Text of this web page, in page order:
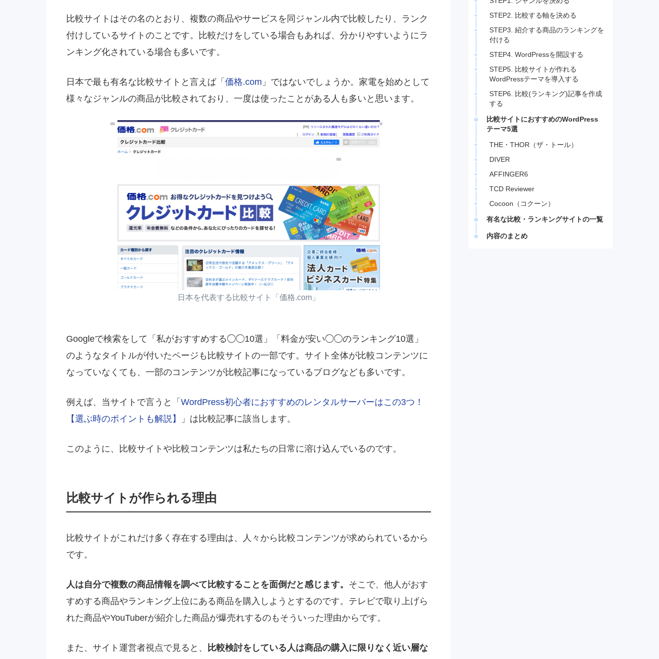
比較サイトはその名のとおり、複数の商品やサービスを同ジャンル内で比較したり、ランク
付けしているサイトのことです。比較だけをしている場合もあれば、分かりやすいようにラ
ンキング化されている場合も多いです。
日本で最も有名な比較サイトと言えば「 価格.com 」ではないでしょうか。家電を始めとして
様々なジャンルの商品が比較されており、一度は使ったことがある人も多いと思います。
日本を代表する比較サイト「価格.com」
Googleで検索をして「私がおすすめする◯◯10選」「料金が安い◯◯のランキング10選」
のようなタイトルが付いたページも比較サイトの一部です。サイト全体が比較コンテンツに
なっていなくても、一部のコンテンツが比較記事になっているブログなども多いです。
例えば、当サイトで言うと「 WordPress初心者におすすめのレンタルサーバーはこの3つ！
【選ぶ時のポイントも解説】
」は比較記事に該当します。
このように、比較サイトや比較コンテンツは私たちの日常に溶け込んでいるのです。
比較サイトが作られる理由
比較サイトがこれだけ多く存在する理由は、人々から比較コンテンツが求められているから
です。
人は自分で複数の商品情報を調べて比較することを面倒だと感じます。 そこで、他人がおす
すめする商品やランキング上位にある商品を購入しようとするのです。テレビで取り上げら
れた商品やYouTuberが紹介した商品が爆売れするのもそういった理由からです。
また、サイト運営者視点で見ると、 比較検討をしている人は商品の購入に限りなく近い層な
STEP2. 比較する軸を決める
STEP3. 紹介する商品のランキングを
付ける
STEP4. WordPressを開設する
STEP5. 比較サイトが作れる
WordPressテーマを導入する
STEP6. 比較(ランキング)記事を作成
する
比較サイトにおすすめのWordPress
テーマ5選
THE・THOR（ザ・トール）
DIVER
AFFINGER6
TCD Reviewer
Cocoon（コクーン）
有名な比較・ランキングサイトの一覧
内容のまとめ